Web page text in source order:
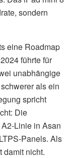
sondern
eine Roadmap
führte für
unabhängige
als ein
spricht
Die
Linie in Asan
Panels. Als
damit nicht.